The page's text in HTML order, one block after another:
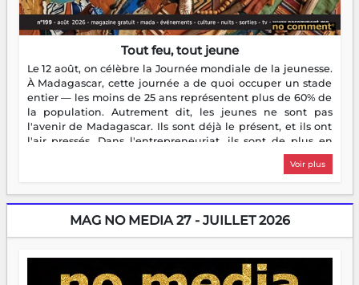
Tout feu, tout jeune
Le 12 août, on célèbre la Journée mondiale de la jeunesse.
À Madagascar, cette journée a de quoi occuper un stade
entier — les moins de 25 ans représentent plus de 60% de
la population. Autrement dit, les jeunes ne sont pas
l'avenir de Madagascar. Ils sont déjà le présent, et ils ont
l'air pressés. Dans l'entrepreneuriat, ils sont de plus en
plus nombreux à se lancer, à créer, à risquer — souvent
sans filet, souvent sans aide, mais toujours avec cette
dorment vraiment la nuit. En culture, les nouvelles sont
encore meilleures. Aina Rasamoelina vient de décrocher le
Prix RFI Instrumental Afrique. Miangaly Elia rafle le Prix
jeunes qui tiennent la torche. Alors oui, on pourrait
s'arrêter là, applaudir et rentrer chez soi satisfait. Mais ce
Voir plus
MAG NO MEDIA 27 - JUILLET 2026